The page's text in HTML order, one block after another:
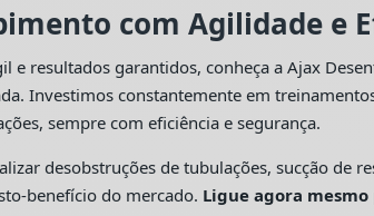
com Agilidade e
e resultados garantidos, conheça a Ajax
Investimos constantemente em
sempre com eficiência e segurança.
desobstruções de tubulações, sucção de
benefício do mercado. Ligue agora mesmo